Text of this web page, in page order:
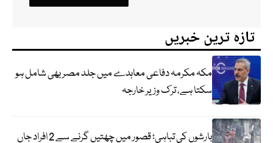
تازہ ترین خبریں
مکہ مکرمہ دفاعی معاہدے میں جلد مصر بھی شامل ہو
سکتا ہے، ترک وزیر خارجہ
بارشوں کی تباہی؛ قصور میں چھتیں گرنے سے 2 افراد جاں